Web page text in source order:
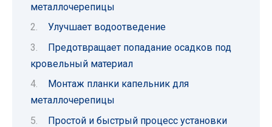
металлочерепицы
Улучшает водоотведение
Предотвращает попадание осадков под
кровельный материал
Монтаж планки капельник для
металлочерепицы
Простой и быстрый процесс установки